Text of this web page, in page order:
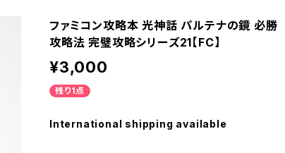
ファミコン攻略本 光神話 パルテナの鏡 必勝
攻略法 完璧攻略シリーズ21【FC】
¥3,000
残り1点
International shipping available